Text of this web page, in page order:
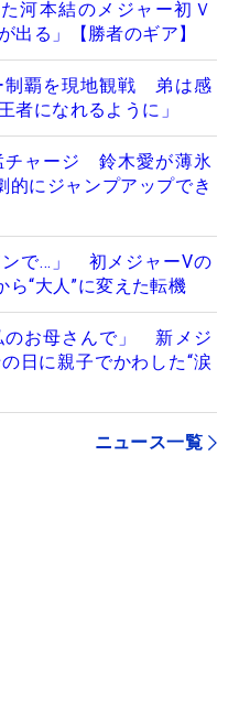
本結のメジャー初Ｖ
出る」【勝者のギア】
制覇を現地観戦 弟は感
者になれるように」
チャージ 鈴木愛が薄氷
的にジャンプアップでき
ンで…」 初メジャーVの
ら“大人”に変えた転機
のお母さんで」 新メジ
日に親子でかわした“涙
ニュース一覧